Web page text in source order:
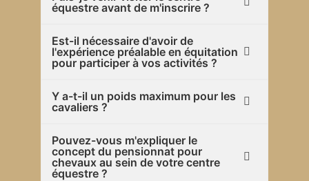
équestre avant de m'inscrire ?
Est-il nécessaire d'avoir de
l'expérience préalable en équitation
pour participer à vos activités ?
Y a-t-il un poids maximum pour les
cavaliers ?
Pouvez-vous m'expliquer le
concept du pensionnat pour
chevaux au sein de votre centre
équestre ?